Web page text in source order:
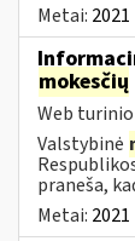
Metai: 2021
mokesčių
Web turinio
Valstybinė
praneša,
Metai: 2021